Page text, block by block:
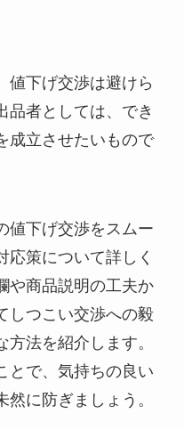
値下げ交渉は避けら
品者としては、でき
成立させたいもので
値下げ交渉をスムー
応策について詳しく
や商品説明の工夫か
しつこい交渉への毅
法を紹介します。
とで、気持ちの良い
に防ぎましょう。